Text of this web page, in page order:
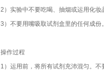
2）实验中不要吃喝、抽烟或运用化妆
3）不要用嘴吸取试剂盒里的任何成份
操作过程
1）运用前，将所有试剂充沛混匀。